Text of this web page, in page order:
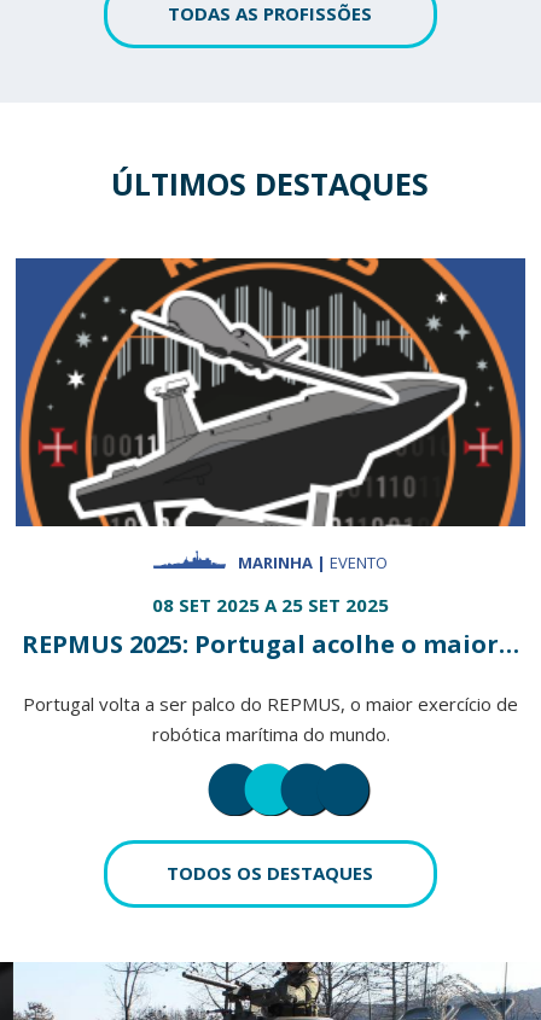
TODAS AS PROFISSÕES
ÚLTIMOS DESTAQUES
MARINHA |EVENTO
08 SET 2025 A 25 SET 2025
REPMUS 2025: Portugal acolhe o maior…
Portugal volta a ser palco do REPMUS, o maior exercício de
robótica marítima do mundo.
TODOS OS DESTAQUES